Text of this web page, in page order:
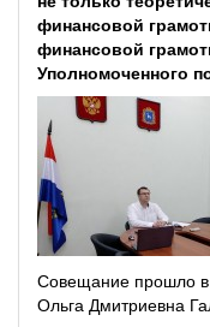
финансовой
финансовой
Уполномоченного
Совещание прошло в
Ольга Дмитриевна